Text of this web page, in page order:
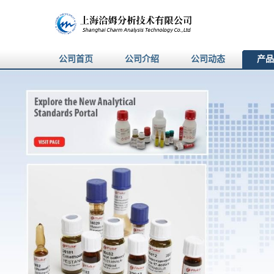
公司首页 公司介绍 公司动态 产